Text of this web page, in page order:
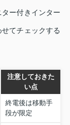
ー付きインター
てチェックする
注意しておきた
い点
終電後は移動手
段が限定